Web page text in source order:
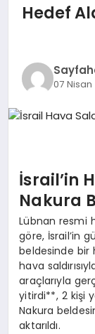
İZMIR
EĞITIM
SAĞLIK
SPOR
YAŞAM
Hedef
07 Nisan
İsrail’in
Nakura
Lübnan resmi
göre, İsrail’in
beldesinde bir
hava
araçlarıyla
yitirdi**, 2 kişi
Nakura
aktarıldı.